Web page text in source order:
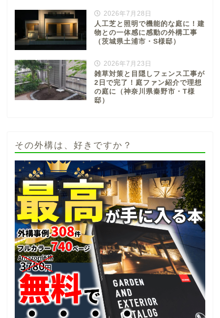
2026年7月28日
人工芝と照明で機能的な庭に！建
物との一体感に感動の外構工事
（茨城県土浦市・S様邸）
2026年7月23日
雑草対策と目隠しフェンス工事が
2日で完了！庭ファン紹介で理想
の庭に（神奈川県秦野市・T様
邸）
その外構は、好きですか？